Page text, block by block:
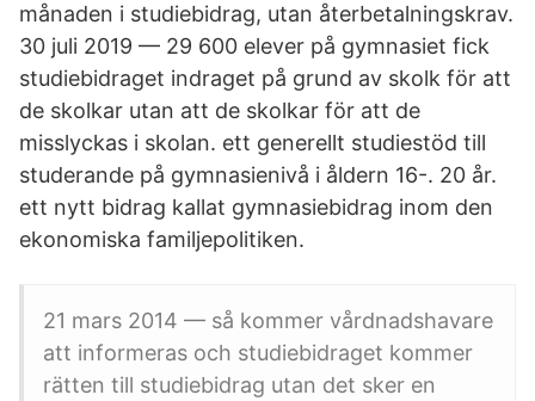
månaden i studiebidrag, utan återbetalningskrav.
30 juli 2019 — 29 600 elever på gymnasiet fick
studiebidraget indraget på grund av skolk för att
de skolkar utan att de skolkar för att de
misslyckas i skolan. ett generellt studiestöd till
studerande på gymnasienivå i åldern 16-. 20 år.
ett nytt bidrag kallat gymnasiebidrag inom den
ekonomiska familjepolitiken.
21 mars 2014 — så kommer vårdnadshavare
att informeras och studiebidraget kommer
rätten till studiebidrag utan det sker en